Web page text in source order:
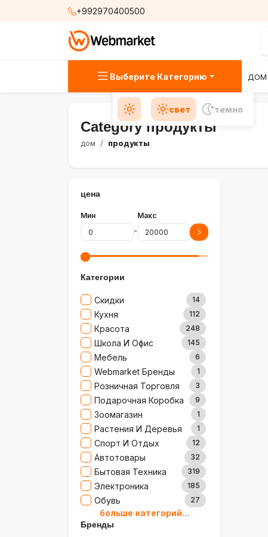
+992970400500
Выберите Категорию ДОМ
свет темно
Category продукты
дом продукты
цена
Мин
-
Макс
Категории
Скидки 14
Кухня 112
Красота 248
Школа И Офис 145
Мебель 6
Webmarket Бренды 1
Розничная Торговля 3
Подарочная Коробка 9
Зоомагазин 1
Растения И Деревья 1
Спорт И Отдых 12
Автотовары 32
Бытовая Техника 319
Электроника 185
Обувь 27
Товары Для Дома
Ювелирные Изделия
больше категорий...
Бренды